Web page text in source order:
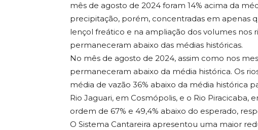
mês de agosto de 2024 foram 14% acima da
precipitação, porém, concentradas em apenas
lençol freático e na ampliação dos volumes nos
permaneceram abaixo das médias históricas.
No mês de agosto de 2024, assim como nos
permaneceram abaixo da média histórica. Os
média de vazão 36% abaixo da média histórica
Rio Jaguari, em Cosmópolis, e o Rio Piracicaba,
ordem de 67% e 49,4% abaixo do esperado,
O Sistema Cantareira apresentou uma maior